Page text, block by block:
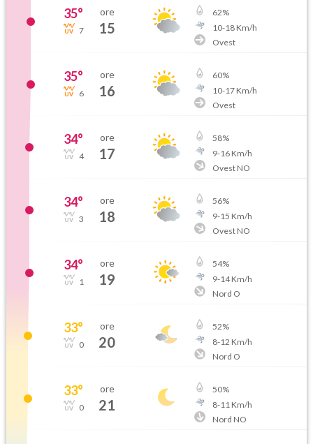
35°
7
ore
15
62%
10-18Km/h
Ovest
35°
6
ore
16
60%
10-17Km/h
Ovest
34°
4
ore
17
58%
9-16Km/h
Ovest NO
34°
3
ore
18
56%
9-15 Km/h
Ovest NO
34°
1
ore
19
54%
9-14Km/h
Nord O
33°
0
ore
20
52%
8-12 Km/h
Nord O
33°
0
ore
21
50%
8-11 Km/h
Nord NO